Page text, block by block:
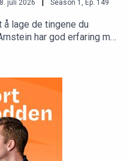
juli 2026 Season 1 , Ep. 149
lage de tingene du
har god erfaring med
gjennom the basics.